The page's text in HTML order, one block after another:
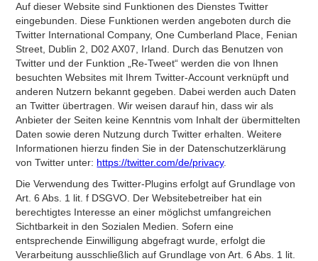
Auf dieser Website sind Funktionen des Dienstes Twitter
eingebunden. Diese Funktionen werden angeboten durch die
Twitter International Company, One Cumberland Place, Fenian
Street, Dublin 2, D02 AX07, Irland. Durch das Benutzen von
Twitter und der Funktion „Re-Tweet“ werden die von Ihnen
besuchten Websites mit Ihrem Twitter-Account verknüpft und
anderen Nutzern bekannt gegeben. Dabei werden auch Daten
an Twitter übertragen. Wir weisen darauf hin, dass wir als
Anbieter der Seiten keine Kenntnis vom Inhalt der übermittelten
Daten sowie deren Nutzung durch Twitter erhalten. Weitere
Informationen hierzu finden Sie in der Datenschutzerklärung
von Twitter unter: https://twitter.com/de/privacy.
Die Verwendung des Twitter-Plugins erfolgt auf Grundlage von
Art. 6 Abs. 1 lit. f DSGVO. Der Websitebetreiber hat ein
berechtigtes Interesse an einer möglichst umfangreichen
Sichtbarkeit in den Sozialen Medien. Sofern eine
entsprechende Einwilligung abgefragt wurde, erfolgt die
Verarbeitung ausschließlich auf Grundlage von Art. 6 Abs. 1 lit.